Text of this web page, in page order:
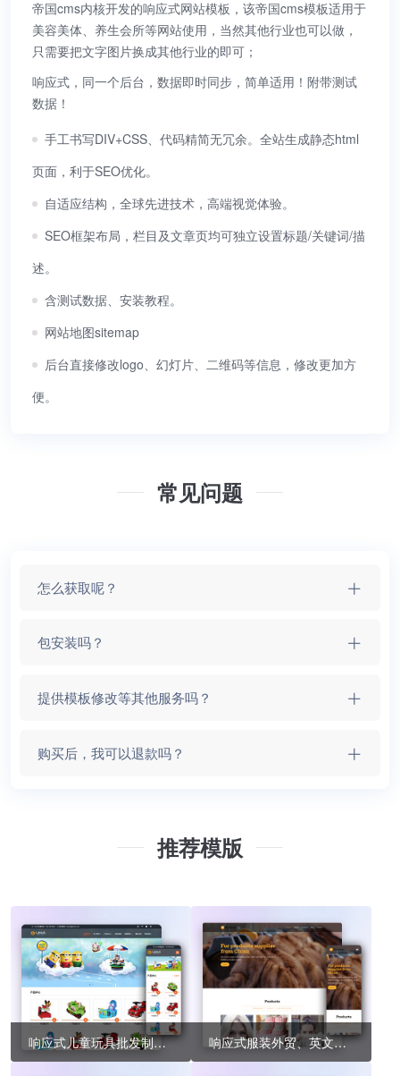
帝国cms内核开发的响应式网站模板，该帝国cms模板适用于
美容美体、养生会所等网站使用，当然其他行业也可以做，
只需要把文字图片换成其他行业的即可；
响应式，同一个后台，数据即时同步，简单适用！附带测试
数据！
手工书写DIV+CSS、代码精简无冗余。全站生成静态html
页面，利于SEO优化。
自适应结构，全球先进技术，高端视觉体验。
SEO框架布局，栏目及文章页均可独立设置标题/关键词/描
述。
含测试数据、安装教程。
网站地图sitemap
后台直接修改logo、幻灯片、二维码等信息，修改更加方
便。
常见问题
怎么获取呢？
包安装吗？
提供模板修改等其他服务吗？
购买后，我可以退款吗？
推荐模版
响应式儿童玩具批发制造类企业网站帝国cms模板 玩具游乐设施网站源码 响应式服装外贸、英文帝国cms模板网站源码